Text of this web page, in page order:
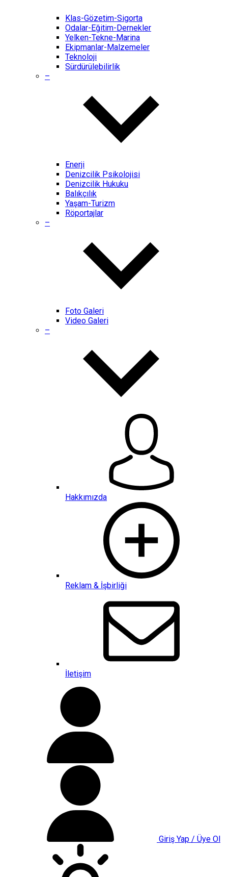
Klas-Gözetim-Sigorta
Odalar-Eğitim-Dernekler
Yelken-Tekne-Marina
Ekipmanlar-Malzemeler
Teknoloji
Sürdürülebilirlik
–
Enerji
Denizcilik Psikolojisi
Denizcilik Hukuku
Balıkçılık
Yaşam-Turizm
Röportajlar
–
Foto Galeri
Video Galeri
–
Hakkımızda
Reklam & İşbirliği
İletişim
Giriş Yap / Üye Ol